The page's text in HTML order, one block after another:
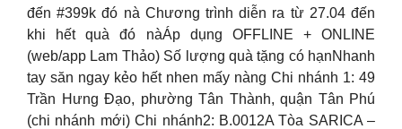
đến #399k đó nà Chương trình diễn ra từ 27.04 đến
khi hết quà đó nàÁp dụng OFFLINE + ONLINE
(web/app Lam Thảo) Số lượng quà tặng có hạnNhanh
tay săn ngay kẻo hết nhen mấy nàng Chi nhánh 1: 49
Trần Hưng Đạo, phường Tân Thành, quận Tân Phú
(chi nhánh mới) Chi nhánh2: B.0012A Tòa SARICA –